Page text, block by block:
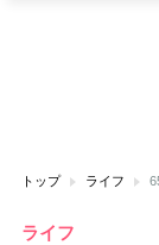
トップ ライフ
ライフ